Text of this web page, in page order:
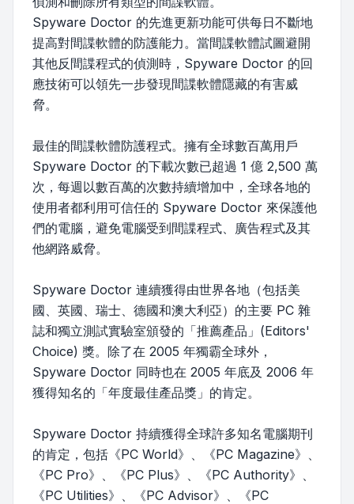
Spyware Doctor 的先進更新功能可供每日不斷地
提高對間諜軟體的防護能力。當間諜軟體試圖避開
其他反間諜程式的偵測時，Spyware Doctor 的回
應技術可以領先一步發現間諜軟體隱藏的有害威
脅。
最佳的間諜軟體防護程式。擁有全球數百萬用戶
Spyware Doctor 的下載次數已超過 1 億 2,500 萬
次，每週以數百萬的次數持續增加中，全球各地的
使用者都利用可信任的 Spyware Doctor 來保護他
們的電腦，避免電腦受到間諜程式、廣告程式及其
他網路威脅。
Spyware Doctor 連續獲得由世界各地（包括美
國、英國、瑞士、德國和澳大利亞）的主要 PC 雜
誌和獨立測試實驗室頒發的「推薦產品」(Editors'
Choice) 獎。除了在 2005 年獨霸全球外，
Spyware Doctor 同時也在 2005 年底及 2006 年
獲得知名的「年度最佳產品獎」的肯定。
Spyware Doctor 持續獲得全球許多知名電腦期刊
的肯定，包括《PC World》、《PC Magazine》、
《PC Pro》、《PC Plus》、《PC Authority》、
《PC Utilities》、《PC Advisor》、《PC